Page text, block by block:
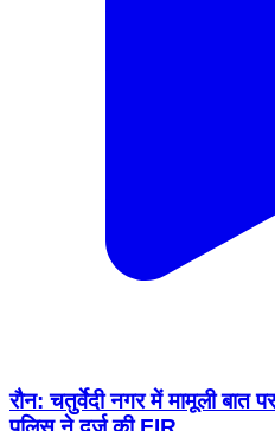
रौन: चतुर्वेदी नगर में मामूली बात